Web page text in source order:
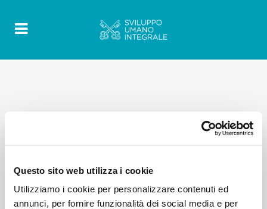
Questo sito web utilizza i cookie
Utilizziamo i cookie per personalizzare contenuti ed
annunci, per fornire funzionalità dei social media e per